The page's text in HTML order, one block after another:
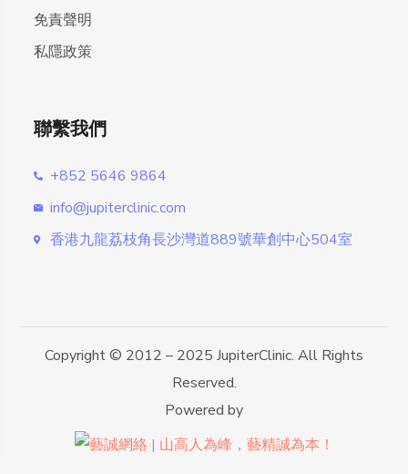
免責聲明
私隱政策
聯繫我們
+852 5646 9864
info@jupiterclinic.com
香港九龍荔枝角長沙灣道889號華創中心504室
Copyright © 2012 – 2025 JupiterClinic. All Rights
Reserved.
Powered by